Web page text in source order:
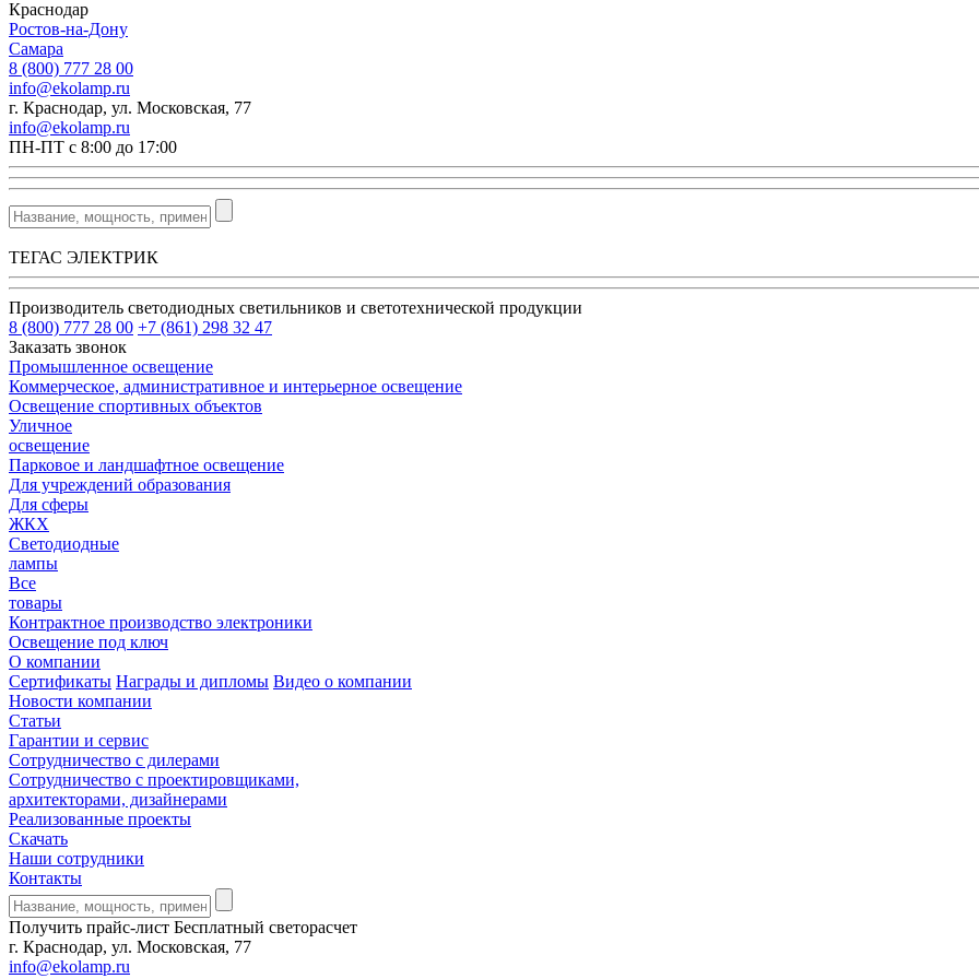
Краснодар
Ростов-на-Дону
Самара
8 (800) 777 28 00
info@ekolamp.ru
г. Краснодар, ул. Московская, 77
info@ekolamp.ru
ПН-ПТ с 8:00 до 17:00
ТЕГАС ЭЛЕКТРИК
Производитель светодиодных светильников и светотехнической продукции
8 (800) 777 28 00 +7 (861) 298 32 47
Заказать звонок
Промышленное освещение
Коммерческое, административное и интерьерное освещение
Освещение спортивных объектов
Уличное
освещение
Парковое и ландшафтное освещение
Для учреждений образования
Для сферы
ЖКХ
Светодиодные
лампы
Все
товары
Контрактное производство электроники
Освещение под ключ
О компании
Сертификаты Награды и дипломы Видео о компании
Новости компании
Статьи
Гарантии и сервис
Сотрудничество с дилерами
Сотрудничество с проектировщиками,
архитекторами, дизайнерами
Реализованные проекты
Скачать
Наши сотрудники
Контакты
Получить прайс-лист Бесплатный светорасчет
г. Краснодар, ул. Московская, 77
info@ekolamp.ru